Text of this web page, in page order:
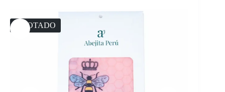
AGOTADO